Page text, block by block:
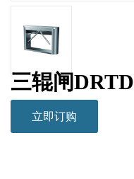
三辊闸
立即订购